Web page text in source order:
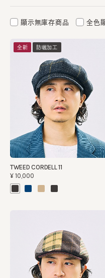
顯示無庫存商品 全色
全新 防曬加工
TWEED CORDELL 11
¥10,000